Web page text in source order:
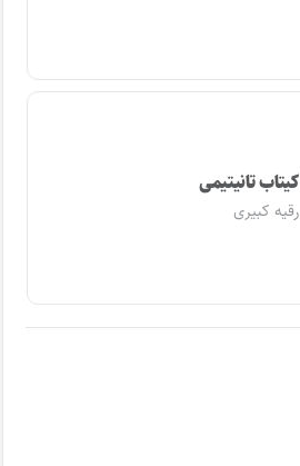
کیتاب تانیتیمی
رقیه کبیری